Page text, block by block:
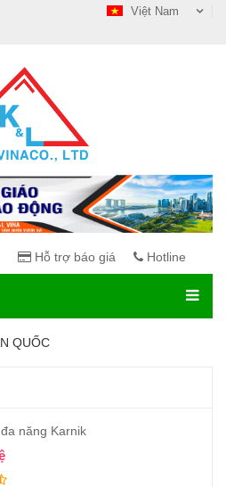
Việt Nam
Hỗ trợ báo giá Hotline
QUỐC
năng Karnik